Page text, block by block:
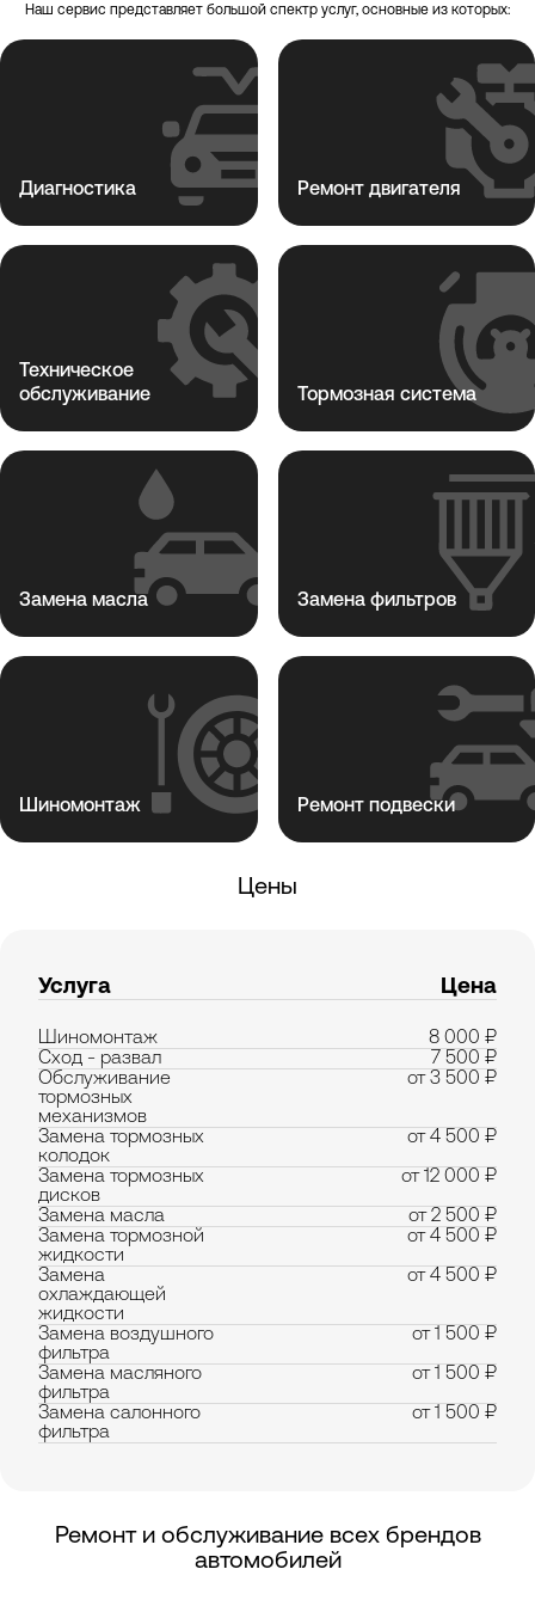
Наш сервис представляет большой спектр услуг, основные из которых:
Диагностика Ремонт двигателя
Техническое
обслуживание
Тормозная система
Замена масла Замена фильтров
Шиномонтаж Ремонт подвески
Цены
Услуга Цена
Шиномонтаж
8 000 ₽
Сход - развал
7 500 ₽
Обслуживание
тормозных
механизмов
от 3 500 ₽
Замена тормозных
колодок
от 4 500 ₽
Замена тормозных
дисков
от 12 000 ₽
Замена масла
от 2 500 ₽
Замена тормозной
жидкости
от 4 500 ₽
Замена
охлаждающей
жидкости
от 4 500 ₽
Замена воздушного
фильтра
от 1 500 ₽
Замена масляного
фильтра
от 1 500 ₽
Замена салонного
фильтра
от 1 500 ₽
Ремонт и обслуживание всех брендов
автомобилей